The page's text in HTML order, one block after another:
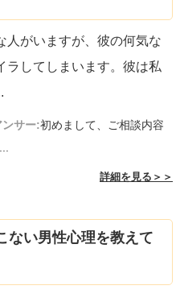
人がいますが、彼の何気な
ラしてしまいます。彼は私
サー:初めまして、ご相談内容
詳細を見る＞＞
ない男性心理を教えて